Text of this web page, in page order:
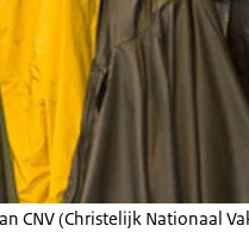
CNV (Christelijk Nationaal